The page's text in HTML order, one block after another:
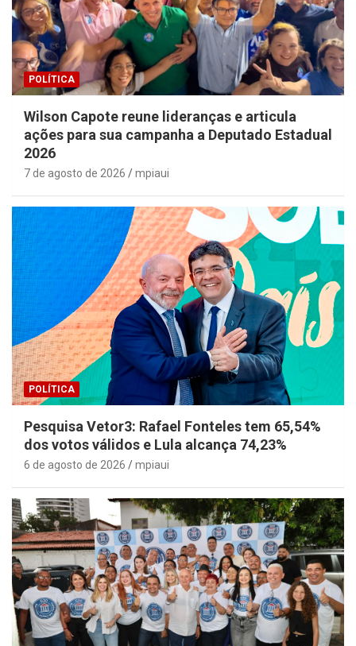
POLÍTICA
Wilson Capote reune lideranças e articula
ações para sua campanha a Deputado Estadual
2026
7 de agosto de 2026 mpiaui
POLÍTICA
Pesquisa Vetor3: Rafael Fonteles tem 65,54%
dos votos válidos e Lula alcança 74,23%
6 de agosto de 2026 mpiaui